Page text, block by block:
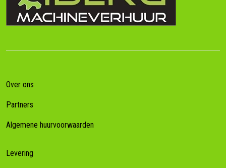
Over ons
Partners
Algemene huurvoorwaarden
Levering